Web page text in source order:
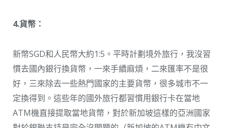
4.貨幣：
新幣SGD和人民幣大約1:5。平時計劃境外旅行，我沒習
慣去國內銀行換貨幣，一來手續麻煩，二來匯率不是很
好，三來除去一些熱門國家的主要貨幣，很多城市不一
定換得到。這些年的國外旅行都習慣用銀行卡在當地
ATM機直接提取當地貨幣，對於新加坡這樣的亞洲國家